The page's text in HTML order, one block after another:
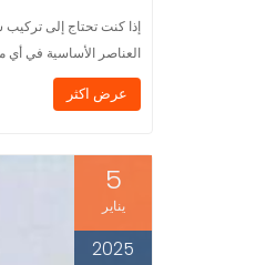
إذا كنت تحتاج إلى
العناصر الأساسية في أي
عرض اكثر
5
يناير
2025